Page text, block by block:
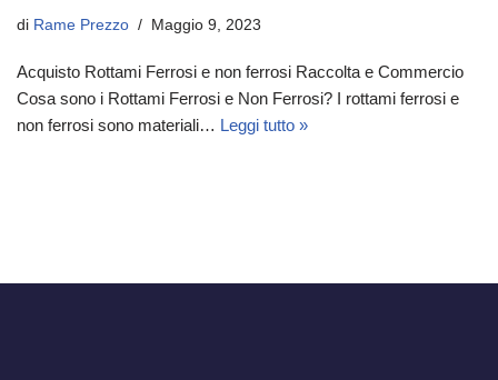
di Rame Prezzo Maggio 9, 2023
Acquisto Rottami Ferrosi e non ferrosi Raccolta e Commercio
Cosa sono i Rottami Ferrosi e Non Ferrosi? I rottami ferrosi e
non ferrosi sono materiali… Leggi tutto »